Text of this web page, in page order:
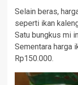
Selain beras,
seperti ikan
Satu bungkus mi
Sementara harga
Rp150.000.